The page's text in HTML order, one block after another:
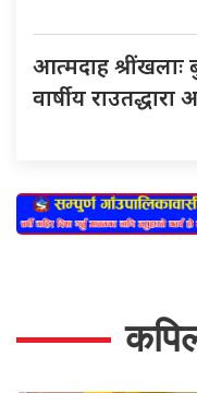
आत्मदाह श्रींखलाः
वार्षीय राउतद्धारा